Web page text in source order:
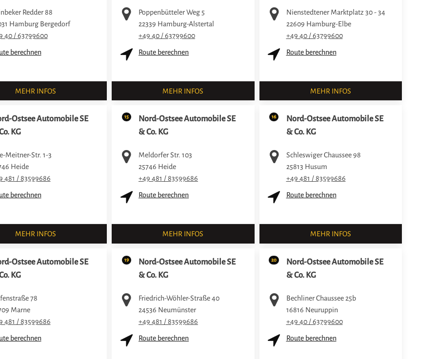
Redder 88
Hamburg Bergedorf
40 / 63799600
berechnen
MEHR INFOS
Poppenbütteler Weg 5
22339 Hamburg-Alstertal
+49 40 / 63799600
Route berechnen
MEHR INFOS
Nienstedtener Marktplatz 30 - 34
22609 Hamburg-Elbe
+49 40 / 63799600
Route berechnen
MEHR INFOS
Ostsee Automobile SE
KG
Meitner-Str. 1-3
Heide
481 / 83599686
berechnen
MEHR INFOS
15
Nord-Ostsee Automobile SE
& Co. KG
Meldorfer Str. 103
25746 Heide
+49 481 / 83599686
Route berechnen
MEHR INFOS
16
Nord-Ostsee Automobile SE
& Co. KG
Schleswiger Chaussee 98
25813 Husum
+49 481 / 83599686
Route berechnen
MEHR INFOS
Ostsee Automobile SE
KG
78
Marne
481 / 83599686
berechnen
19
Nord-Ostsee Automobile SE
& Co. KG
Friedrich-Wöhler-Straße 40
24536 Neumünster
+49 481 / 83599686
Route berechnen
20
Nord-Ostsee Automobile SE
& Co. KG
Bechliner Chaussee 25b
16816 Neuruppin
+49 40 / 63799600
Route berechnen